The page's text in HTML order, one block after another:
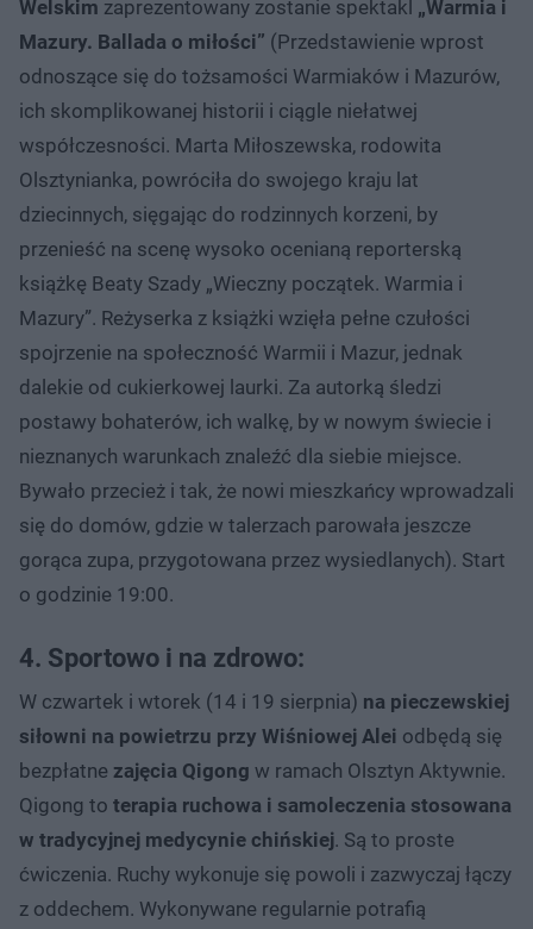
Welskim zaprezentowany zostanie spektakl „Warmia i
Mazury. Ballada o miłości” (Przedstawienie wprost
odnoszące się do tożsamości Warmiaków i Mazurów,
ich skomplikowanej historii i ciągle niełatwej
współczesności. Marta Miłoszewska, rodowita
Olsztynianka, powróciła do swojego kraju lat
dziecinnych, sięgając do rodzinnych korzeni, by
przenieść na scenę wysoko ocenianą reporterską
książkę Beaty Szady „Wieczny początek. Warmia i
Mazury”. Reżyserka z książki wzięła pełne czułości
spojrzenie na społeczność Warmii i Mazur, jednak
dalekie od cukierkowej laurki. Za autorką śledzi
postawy bohaterów, ich walkę, by w nowym świecie i
nieznanych warunkach znaleźć dla siebie miejsce.
Bywało przecież i tak, że nowi mieszkańcy wprowadzali
się do domów, gdzie w talerzach parowała jeszcze
gorąca zupa, przygotowana przez wysiedlanych). Start
o godzinie 19:00.
4. Sportowo i na zdrowo:
W czwartek i wtorek (14 i 19 sierpnia) na pieczewskiej
siłowni na powietrzu przy Wiśniowej Alei odbędą się
bezpłatne zajęcia Qigong w ramach Olsztyn Aktywnie.
Qigong to terapia ruchowa i samoleczenia stosowana
w tradycyjnej medycynie chińskiej. Są to proste
ćwiczenia. Ruchy wykonuje się powoli i zazwyczaj łączy
z oddechem. Wykonywane regularnie potrafią